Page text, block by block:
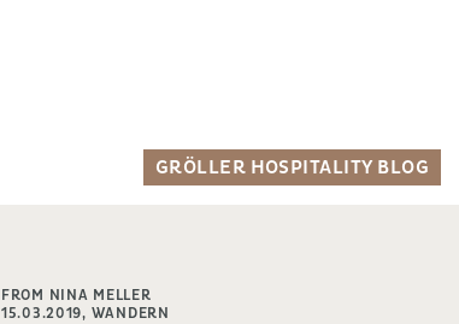
GRÖLLER HOSPITALITY BLOG
FROM NINA MELLER
15.03.2019, WANDERN